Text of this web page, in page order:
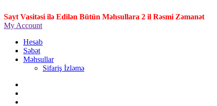
Sayt Vasitəsi ilə Edilən Bütün Məhsullara 2 il Rəsmi Zəmanət
My Account
Hesab
Səbət
Məhsullar
Sifariş İzləmə